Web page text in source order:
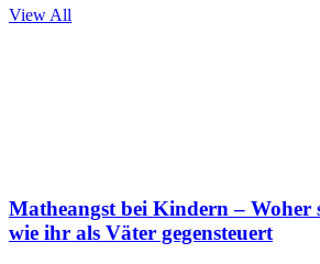
View All
Matheangst bei Kindern – Woher
wie ihr als Väter gegensteuert